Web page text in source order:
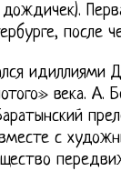
после
идиллиями
века. А.
с